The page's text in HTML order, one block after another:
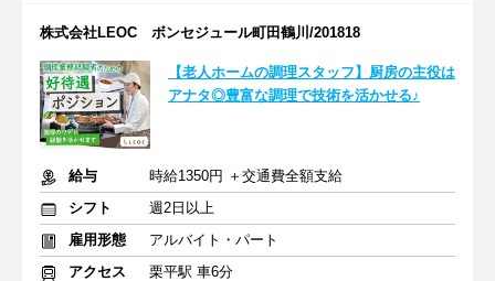
株式会社LEOC ボンセジュール町田鶴川/201818
【老人ホームの調理スタッフ】厨房の主役は
アナタ◎豊富な調理で技術を活かせる♪
給与
時給1350円 ＋交通費全額支給
シフト
週2日以上
雇用形態
アルバイト・パート
アクセス
栗平駅 車6分